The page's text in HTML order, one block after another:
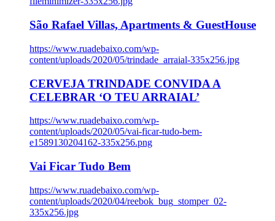
São Rafael Villas, Apartments & GuestHouse
https://www.ruadebaixo.com/wp-
content/uploads/2020/05/trindade_arraial-335x256.jpg
CERVEJA TRINDADE CONVIDA A
CELEBRAR ‘O TEU ARRAIAL’
https://www.ruadebaixo.com/wp-
content/uploads/2020/05/vai-ficar-tudo-bem-
e1589130204162-335x256.png
Vai Ficar Tudo Bem
https://www.ruadebaixo.com/wp-
content/uploads/2020/04/reebok_bug_stomper_02-
335x256.jpg